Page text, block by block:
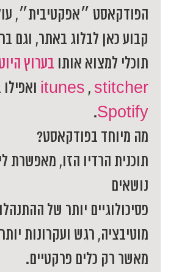
הפודקאסט ״אפקטיבית״,
קבוע כאן לבלוג באתר, וגם
תוכלי למצוא אותו בערוץ
itunes , stitcher
Spotify
.
מה מיוחד בפודקאסט?
תוכנית הרדיו הזו, מאפשרת
נושאים
פסיכולוגיים יותר של
מוטיבציה, רגש ועקרונות
מאשר רק כלים פרקטיים.